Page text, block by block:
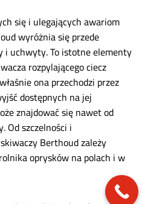
się i ulegających awariom
wyróżnia się przede
i uchwyty. To istotne elementy
rozpylającego ciecz
ona przechodzi przez
dostępnych na jej
znajdować się nawet od
Od szczelności i
Berthoud zależy
oprysków na polach i w